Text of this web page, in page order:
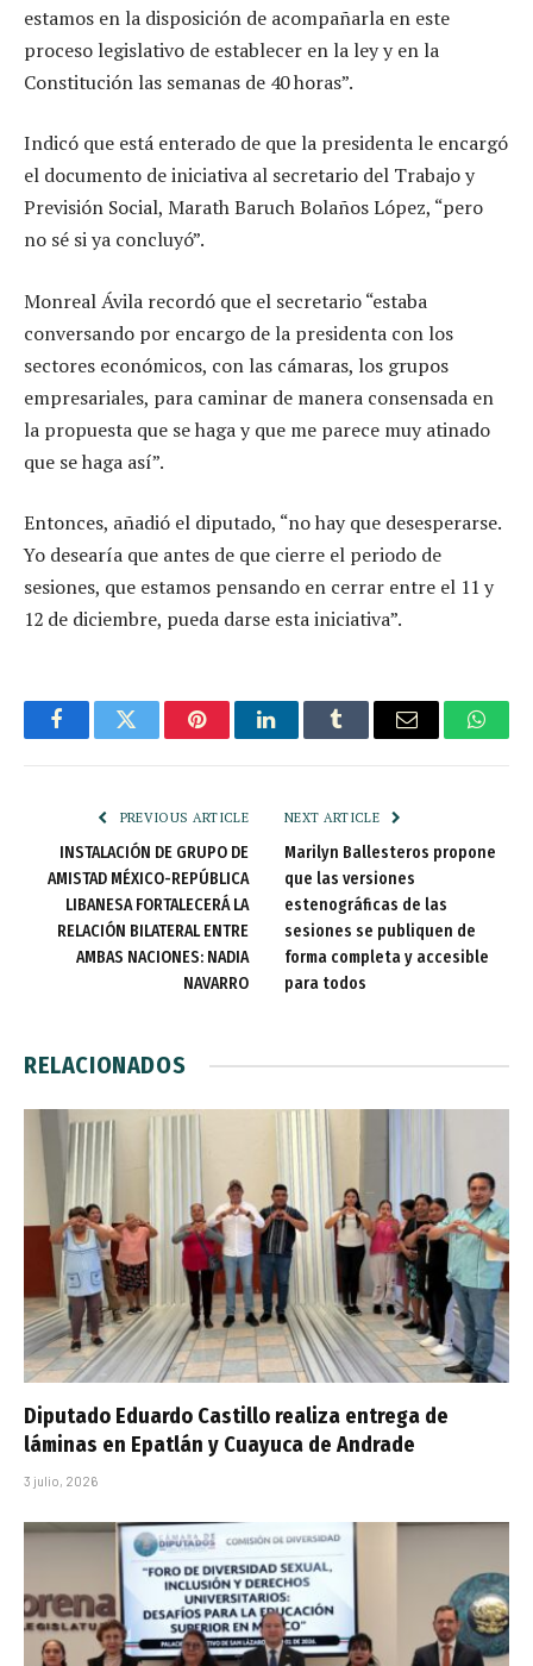
estamos en la disposición de acompañarla en este
proceso legislativo de establecer en la ley y en la
Constitución las semanas de 40 horas”.
Indicó que está enterado de que la presidenta le encargó
el documento de iniciativa al secretario del Trabajo y
Previsión Social, Marath Baruch Bolaños López, “pero
no sé si ya concluyó”.
Monreal Ávila recordó que el secretario “estaba
conversando por encargo de la presidenta con los
sectores económicos, con las cámaras, los grupos
empresariales, para caminar de manera consensada en
la propuesta que se haga y que me parece muy atinado
que se haga así”.
Entonces, añadió el diputado, “no hay que desesperarse.
Yo desearía que antes de que cierre el periodo de
sesiones, que estamos pensando en cerrar entre el 11 y
12 de diciembre, pueda darse esta iniciativa”.
FacebookTwitter PinterestLinkedInTumblr Email
PREVIOUS ARTICLE
INSTALACIÓN DE GRUPO DE
AMISTAD MÉXICO-REPÚBLICA
LIBANESA FORTALECERÁ LA
RELACIÓN BILATERAL ENTRE
AMBAS NACIONES: NADIA
NAVARRO
NEXT ARTICLE
Marilyn Ballesteros propone
que las versiones
estenográficas de las
sesiones se publiquen de
forma completa y accesible
para todos
RELACIONADOS
Diputado Eduardo Castillo realiza entrega de
láminas en Epatlán y Cuayuca de Andrade
3 julio, 2026